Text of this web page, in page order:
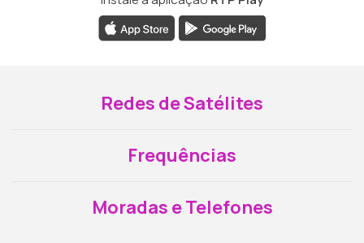
Redes de Satélites
Frequências
Moradas e Telefones